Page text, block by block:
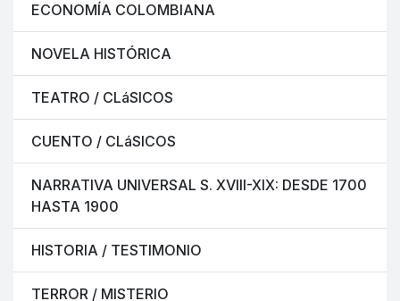
ECONOMÍA COLOMBIANA
NOVELA HISTÓRICA
TEATRO / CLáSICOS
CUENTO / CLáSICOS
NARRATIVA UNIVERSAL S. XVIII-XIX: DESDE 1700
HASTA 1900
HISTORIA / TESTIMONIO
TERROR / MISTERIO